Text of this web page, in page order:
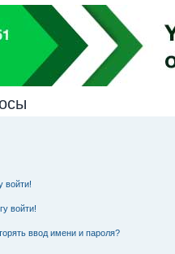
с
к
войти!
войти!
ввод имени и пароля?